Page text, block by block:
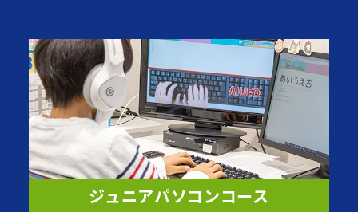
ジュニアパソコンコース